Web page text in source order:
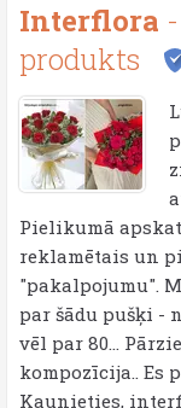
Interflora
produkts
Pielikumā
reklamētais un
"pakalpojumu".
par šādu pušķi -
vēl par 80...
kompozīcija.. Es
Kaunieties,